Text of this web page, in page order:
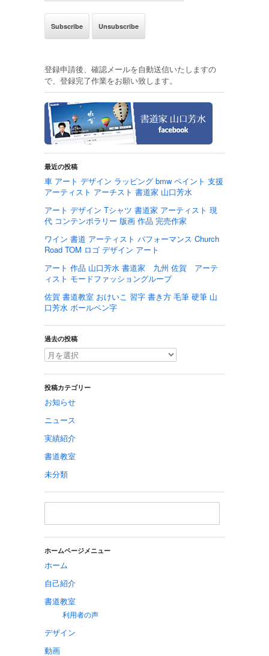
登録申請後、確認メールを自動送信いたしますの
で、登録完了作業をお願い致します。
最近の投稿
車 アート デザイン ラッピング bmw ペイント 支援
アーティスト アーチスト 書道家 山口芳水
アート デザイン Tシャツ 書道家 アーティスト 現
代 コンテンポラリー 版画 作品 完売作家
ワイン 書道 アーティスト パフォーマンス Church
Road TOM ロゴ デザイン アート
アート 作品 山口芳水 書道家 九州 佐賀 アーテ
ィスト モードファッショングループ
佐賀 書道教室 おけいこ 習字 書き方 毛筆 硬筆 山
口芳水 ボールペン字
過去の投稿
投稿カテゴリー
お知らせ
ニュース
実績紹介
書道教室
未分類
ホームページメニュー
ホーム
自己紹介
書道教室
利用者の声
デザイン
動画